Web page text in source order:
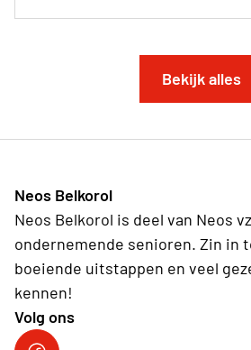
Bekijk alles
Neos Belkorol
Neos Belkorol is deel van Neos
ondernemende senioren. Zin in
boeiende uitstappen en veel
kennen!
Volg ons